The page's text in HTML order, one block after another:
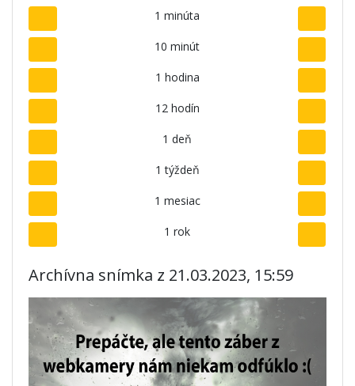
1 minúta
10 minút
1 hodina
12 hodín
1 deň
1 týždeň
1 mesiac
1 rok
Archívna snímka z 21.03.2023, 15:59